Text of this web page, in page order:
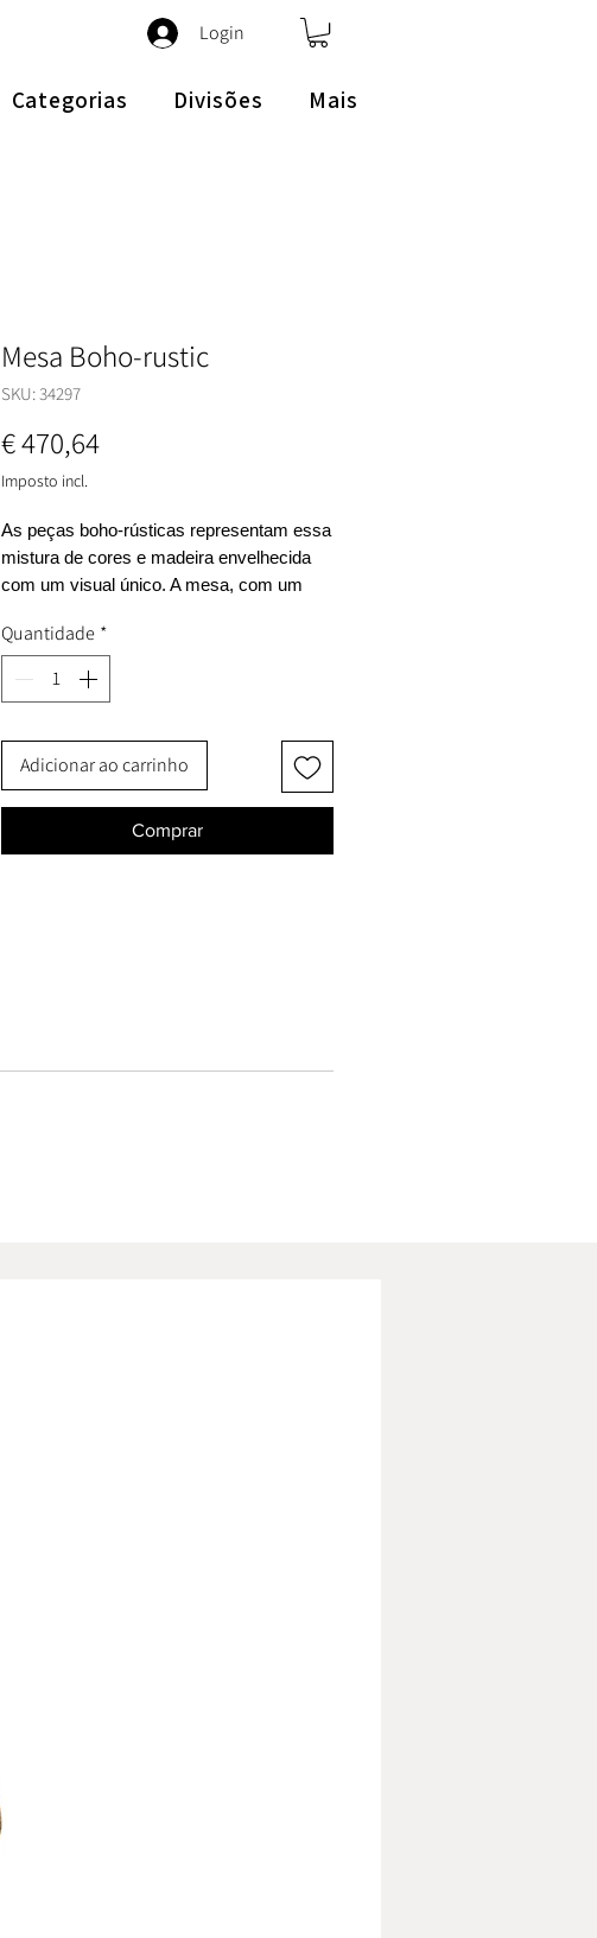
Login
Categorias Divisões Mais
Mesa Boho-rustic
SKU: 34297
€ 470,64Preço
Imposto incl.
As peças boho-rústicas representam essa
mistura de cores e madeira envelhecida
com um visual único. A mesa, com um
complementada pelas pernas de ferro
preto industrial. Uma mesa de jantar
aconchegante e cheia de personalidade.
Quantidade *
Adicionar ao carrinho
Comprar